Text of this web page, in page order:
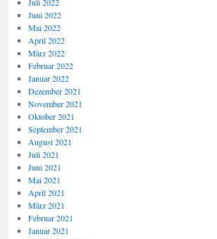
Juli 2022
Juni 2022
Mai 2022
April 2022
März 2022
Februar 2022
Januar 2022
Dezember 2021
November 2021
Oktober 2021
September 2021
August 2021
Juli 2021
Juni 2021
Mai 2021
April 2021
März 2021
Februar 2021
Januar 2021